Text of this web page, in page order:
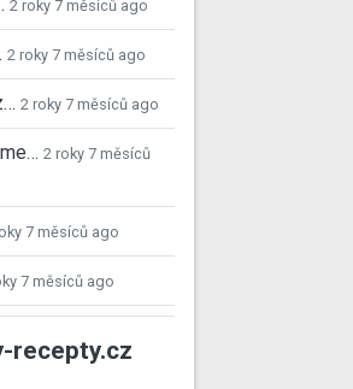
2 roky 7 měsíců ago
2 roky 7 měsíců ago
2 roky 7 měsíců ago
2 roky 7 měsíců
7 měsíců ago
7 měsíců ago
recepty.cz